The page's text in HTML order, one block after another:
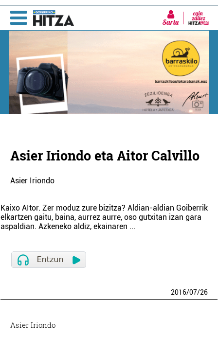
Sartu
Asier Iriondo eta Aitor Calvillo
Asier Iriondo
Kaixo AItor. Zer moduz zure bizitza? Aldian-aldian Goiberrik
elkartzen gaitu, baina, aurrez aurre, oso gutxitan izan gara
aspaldian. Azkeneko aldiz, ekainaren ...
2016/07/26
Asier Iriondo